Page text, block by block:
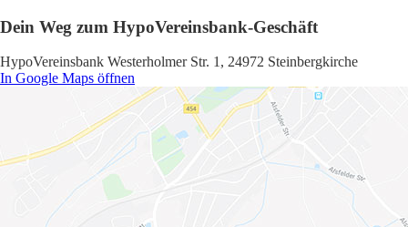
Dein Weg zum HypoVereinsbank-Geschäft
HypoVereinsbank Westerholmer Str. 1, 24972 Steinbergkirche
In Google Maps öffnen